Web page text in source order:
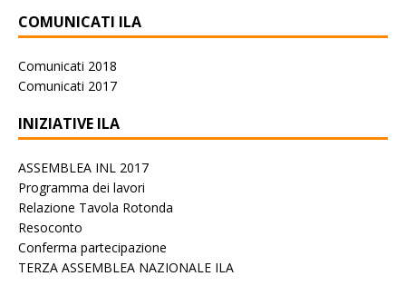
COMUNICATI ILA
Comunicati 2018
Comunicati 2017
INIZIATIVE ILA
ASSEMBLEA INL 2017
Programma dei lavori
Relazione Tavola Rotonda
Resoconto
Conferma partecipazione
TERZA ASSEMBLEA NAZIONALE ILA